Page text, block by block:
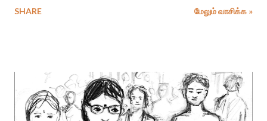
காண்டீபன் அண்ணா லோங் ஓனில் இழுத்து அடிக்க , விர்ர் … ரென்று
பந்து பறக்கிறது . அத்தனை பேரும் ஆவென்று வாய் பிளந்து பார்க்க ,
SHARE மேலும் வாசிக்க »